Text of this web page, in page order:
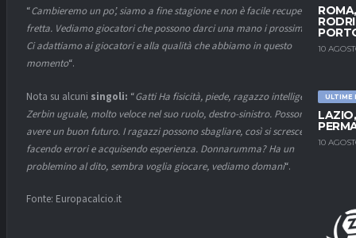
10
ULTIME
10
“Cambieremo un po’, siamo a fine stagione e non è facile recuperare in
fretta. Vediamo giocatori che possono darci una mano i prossimi mesi.
Ci adattiamo ai giocatori e alla qualità che abbiamo in questo
momento“.
Nota su alcuni singoli: “Gatti Ha fisicità, piede, ragazzo intelligente;
Zerbin uguale, molto veloce nel suo ruolo, destro-sinistro. Possono
avere un buon futuro. I ragazzi possono sbagliare, così si scresce,
facendo errori e acquisendo esperienza. Donnarumma? Ha un
problemino al dito, sembra voglia giocare, vediamo domani“.
Fonte: Europacalcio.it